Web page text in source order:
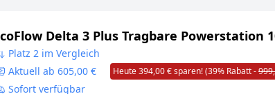
Delta 3 Plus Tragbare Powerstation
Platz 2 im Vergleich
Aktuell ab 605,00 €
Heute 394,00 € sparen! (39% Rabatt -
Sofort verfügbar